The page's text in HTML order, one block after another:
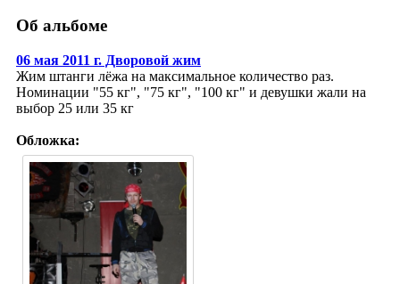
Об альбоме
06 мая 2011 г. Дворовой жим
Жим штанги лёжа на максимальное количество раз.
Номинации "55 кг", "75 кг", "100 кг" и девушки жали на
выбор 25 или 35 кг
Обложка: